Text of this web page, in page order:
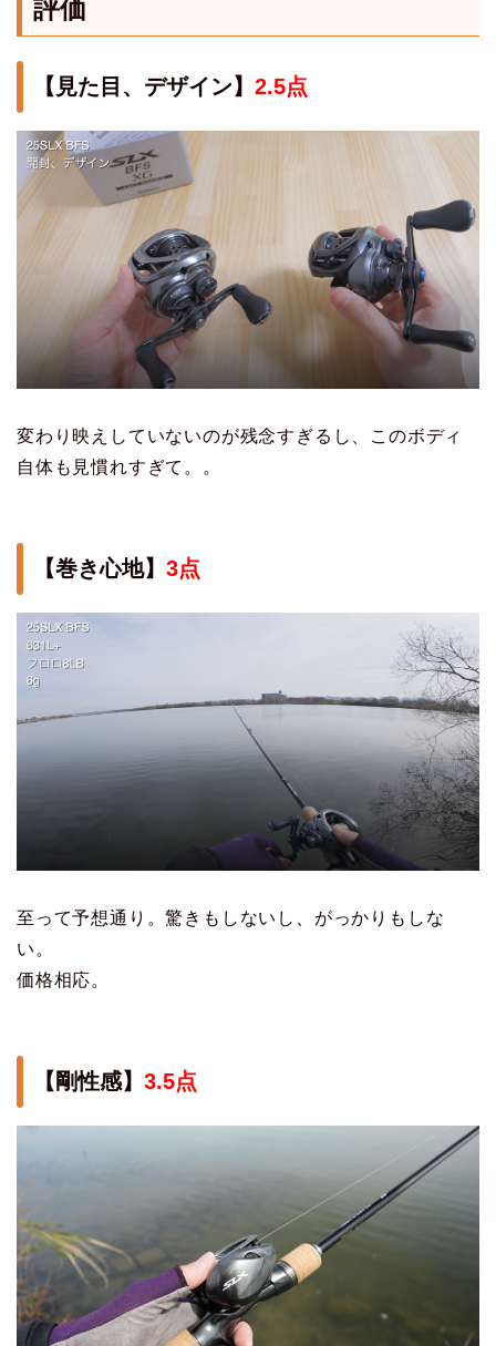
評価
【見た目、デザイン】 2.5点
変わり映えしていないのが残念すぎるし、このボディ
自体も見慣れすぎて。。
【巻き心地】 3点
至って予想通り。驚きもしないし、がっかりもしな
い。
価格相応。
【剛性感】 3.5点